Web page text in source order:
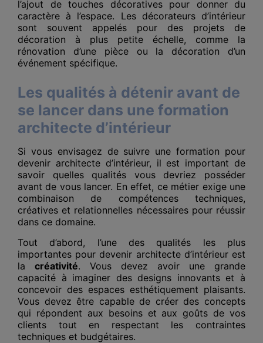
l’ajout de touches décoratives pour donner du
caractère à l’espace. Les décorateurs d’intérieur
sont souvent appelés pour des projets de
décoration à plus petite échelle, comme la
rénovation d’une pièce ou la décoration d’un
événement spécifique.
Les qualités à détenir avant de
se lancer dans une formation
architecte d’intérieur
Si vous envisagez de suivre une formation pour
devenir architecte d’intérieur, il est important de
savoir quelles qualités vous devriez posséder
avant de vous lancer. En effet, ce métier exige une
combinaison de compétences techniques,
créatives et relationnelles nécessaires pour réussir
dans ce domaine.
Tout d’abord, l’une des qualités les plus
importantes pour devenir architecte d’intérieur est
la créativité. Vous devez avoir une grande
capacité à imaginer des designs innovants et à
concevoir des espaces esthétiquement plaisants.
Vous devez être capable de créer des concepts
qui répondent aux besoins et aux goûts de vos
clients tout en respectant les contraintes
techniques et budgétaires.